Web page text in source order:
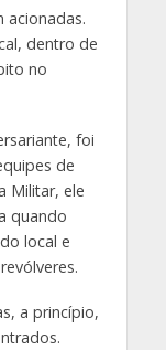
acionadas.
dentro de
no
foi
de
Militar, ele
quando
local e
a princípio,